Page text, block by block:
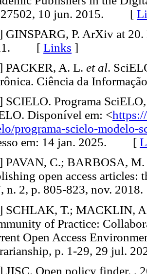
10 jun. 2015. [
GINSPARG, P. ArXiv at
[ Links ]
PACKER, A. L. et al.
Ciência da
SCIELO. Programa
Disponível em: <
programa-scielo-modelo-
em: 14 jan. 2025. [
PAVAN, C.; BARBOSA,
open access articles:
n. 2, p. 805-823, nov.
SCHLAK, T.; MACKLIN,
of Practice:
Open Access
p. 1-29, 29
JISC. Open policy finder. ,